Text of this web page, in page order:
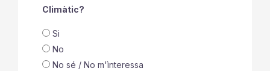
Climàtic?
Si
No
No sé / No m'ìnteressa